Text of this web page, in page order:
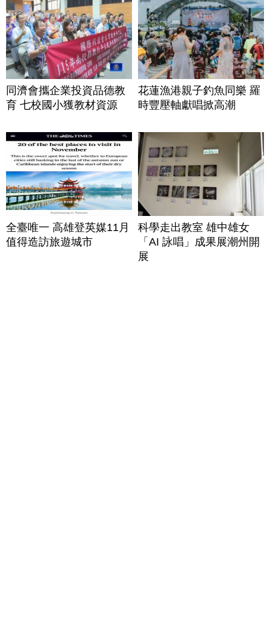
同濟會攜企業投資品德教
育 七校國小獲教材資源
花蓮漁港親子釣魚同樂 羅
時豐壓軸獻唱掀高潮
全臺唯一 高雄登英媒11月
值得造訪旅遊城市
科學走出教室 雄中雄女
「AI 詠唱」成果展潮州開
展